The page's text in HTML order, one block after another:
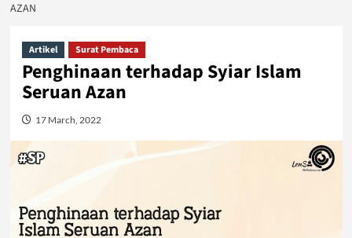
AZAN
Artikel Surat Pembaca
Penghinaan terhadap Syiar Islam
Seruan Azan
17 March, 2022